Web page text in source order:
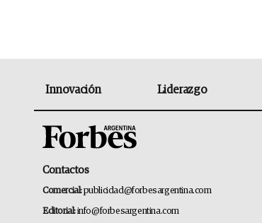
Innovación Liderazgo
Contactos
Comercial:publicidad@forbesargentina.com
Editorial:info@forbesargentina.com